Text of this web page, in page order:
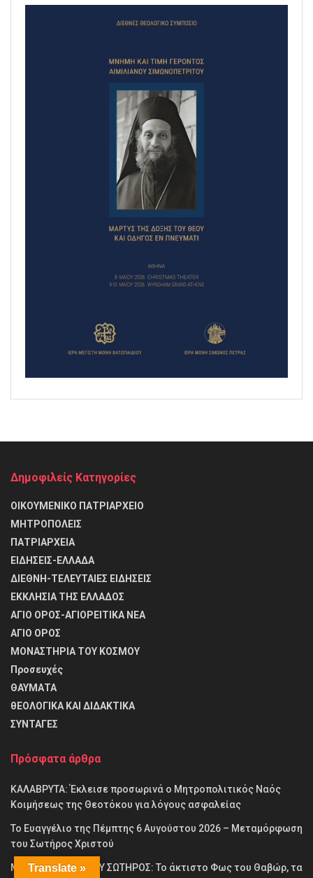
Δημοφιλείς Κατηγορίες
ΟΙΚΟΥΜΕΝΙΚΟ ΠΑΤΡΙΑΡΧΕΙΟ
ΜΗΤΡΟΠΟΛΕΙΣ
ΠΑΤΡΙΑΡΧΕΙΑ
ΕΙΔΗΣΕΙΣ-ΕΛΛΑΔΑ
ΔΙΕΘΝΗ-ΤΕΛΕΥΤΑΙΕΣ ΕΙΔΗΣΕΙΣ
ΕΚΚΛΗΣΙΑ ΤΗΣ ΕΛΛΑΔΟΣ
ΑΓΙΟ ΟΡΟΣ-ΑΓΙΟΡΕΙΤΙΚΑ ΝΕΑ
ΑΓΙΟ ΟΡΟΣ
ΜΟΝΑΣΤΗΡΙΑ ΤΟΥ ΚΟΣΜΟΥ
Προσευχές
ΘΑΥΜΑΤΑ
θΕΟΛΟΓΙΚΑ ΚΑΙ ΔΙΔΑΚΤΙΚΑ
ΣΥΝΤΑΓΕΣ
Πρόσφατα άρθρα
ΚΑΛΑΒΡΥΤΑ: Έκλεισε προσωρινά ο Μητροπολιτικός Ναός
Κοιμήσεως της Θεοτόκου για λόγους ασφαλείας
Το Ευαγγέλιο της Πέμπτης 6 Αυγούστου 2026 – Μεταμόρφωση
του Σωτήρος Χριστού
ΜΕΤΑΜΟΡΦΩΣΗ ΤΟΥ ΣΩΤΗΡΟΣ: Το άκτιστο Φως του Θαβώρ, τα
Translate »